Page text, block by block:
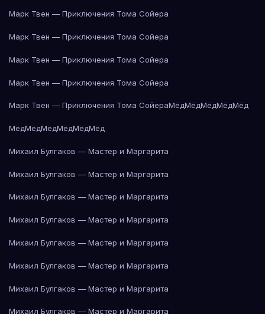
Марк Твен — Приключения Тома Сойера
Марк Твен — Приключения Тома Сойера
Марк Твен — Приключения Тома Сойера
Марк Твен — Приключения Тома Сойера
Марк Твен — Приключения Тома СойераМёдМёдМёдМёдМёд
МёдМёдМёдМёдМёдМёд
Михаил Булгаков — Мастер и Маргарита
Михаил Булгаков — Мастер и Маргарита
Михаил Булгаков — Мастер и Маргарита
Михаил Булгаков — Мастер и Маргарита
Михаил Булгаков — Мастер и Маргарита
Михаил Булгаков — Мастер и Маргарита
Михаил Булгаков — Мастер и Маргарита
Михаил Булгаков — Мастер и Маргарита